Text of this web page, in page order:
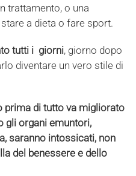
trattamento, o una
a dieta o fare sport.
tutti i giorni, giorno dopo
diventare un vero stile di
prima di tutto va migliorato
gli organi emuntori,
saranno intossicati, non
del benessere e dello